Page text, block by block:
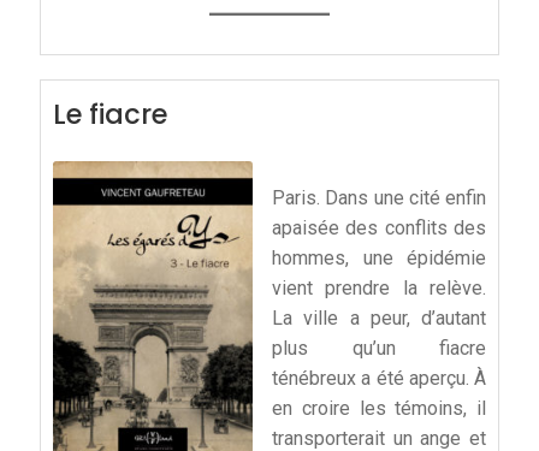
Le fiacre
Paris. Dans une cité enfin
apaisée des conflits des
hommes, une épidémie
vient prendre la relève.
La ville a peur, d’autant
plus qu’un fiacre
ténébreux a été aperçu. À
en croire les témoins, il
transporterait un ange et